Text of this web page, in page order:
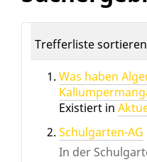
Trefferliste sortieren
Was haben
Existiert in
Schulgarten-AG
In der